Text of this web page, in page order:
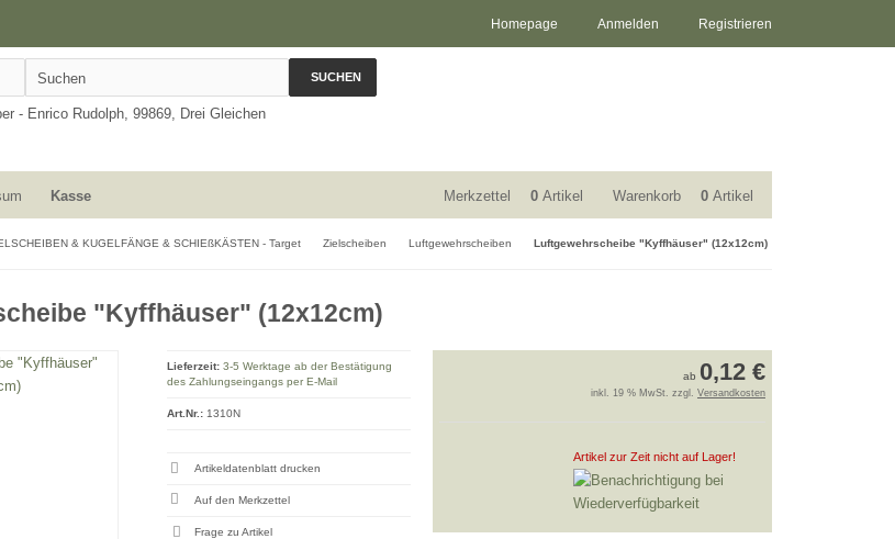
Registrieren
Anmelden
Homepage
SUCHEN
Kasse Warenkorb 0 Artikel
Merkzettel 0 Artikel
& KUGELFÄNGE & SCHIEßKÄSTEN - Target Zielscheiben Luftgewehrscheiben Luftgewehrscheibe "Kyffhäuser" (12x12cm)
"Kyffhäuser" (12x12cm)
ab 0,12 €
inkl. 19 % MwSt. zzgl. Versandkosten
Artikel zur Zeit nicht auf Lager!
Lieferzeit: 3-5 Werktage ab der Bestätigung
des Zahlungseingangs per E-Mail
Art.Nr.: 1310N
Artikeldatenblatt drucken
Frage zu Artikel